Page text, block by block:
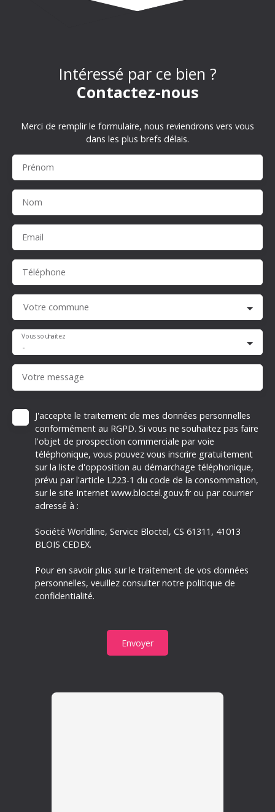
Intéressé par ce bien ?
Contactez-nous
Merci de remplir le formulaire, nous reviendrons vers vous
dans les plus brefs délais.
Prénom
Nom
Email
Téléphone
Votre commune
-
Vous souhaitez
Votre message
J'accepte le traitement de mes données personnelles
conformément au RGPD. Si vous ne souhaitez pas faire
l'objet de prospection commerciale par voie
téléphonique, vous pouvez vous inscrire gratuitement
sur la liste d'opposition au démarchage téléphonique,
prévu par l'article L223-1 du code de la consommation,
sur le site Internet www.bloctel.gouv.fr ou par courrier
adressé à :
Société Worldline, Service Bloctel, CS 61311, 41013
BLOIS CEDEX.
Pour en savoir plus sur le traitement de vos données
personnelles, veuillez consulter notre politique de
confidentialité.
Envoyer